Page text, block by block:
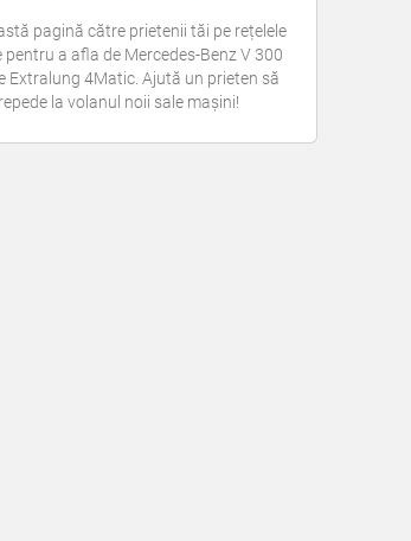
pagină către prietenii tăi pe rețelele
pentru a afla de Mercedes-Benz V 300
Extralung 4Matic. Ajută un prieten să
la volanul noii sale mașini!